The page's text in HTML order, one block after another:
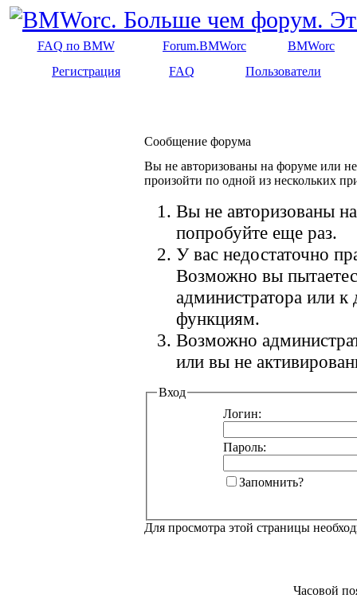
FAQ по BMW Forum.BMWorc
BMWorc
Регистрация
FAQ Пользователи
Сообщение форума
Вы не авторизованы на форуме или
произойти по одной из нескольких
Вы не авторизованы
попробуйте еще раз.
У вас недостаточно
Возможно вы
администратора или
функциям.
Возможно
или вы не
Вход
Логин:
Пароль:
Запомнить?
Для просмотра этой страницы
Часовой